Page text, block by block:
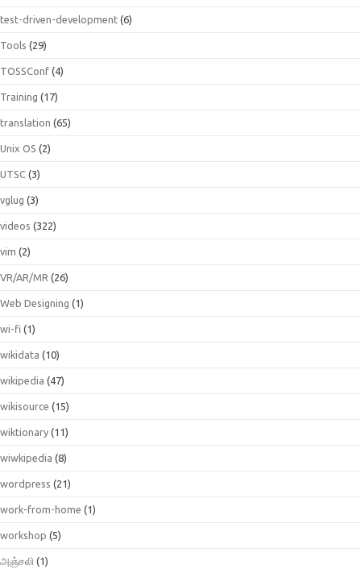
test-driven-development (6)
Tools (29)
TOSSConf (4)
Training (17)
translation (65)
Unix OS (2)
UTSC (3)
vglug (3)
videos (322)
vim (2)
VR/AR/MR (26)
Web Designing (1)
wi-fi (1)
wikidata (10)
wikipedia (47)
wikisource (15)
wiktionary (11)
wiwkipedia (8)
wordpress (21)
work-from-home (1)
workshop (5)
அஞ்சலி (1)